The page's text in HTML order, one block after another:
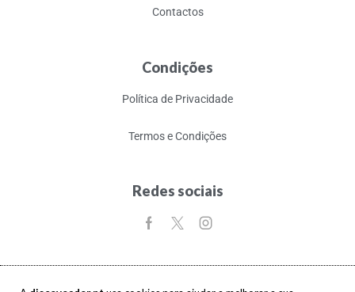
Contactos
Condições
Política de Privacidade
Termos e Condições
Redes sociais